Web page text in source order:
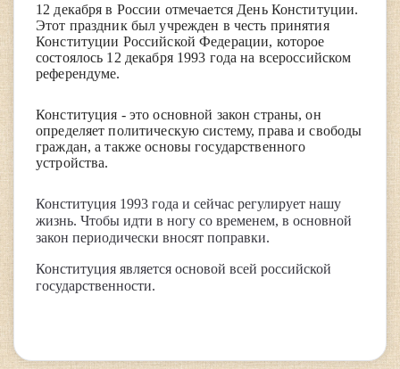
12 декабря в России отмечается День Конституции.
Этот праздник был учрежден в честь принятия
Конституции Российской Федерации, которое
состоялось 12 декабря 1993 года на всероссийском
референдуме.
Конституция - это основной закон страны, он
определяет политическую систему, права и свободы
граждан, а также основы государственного
устройства.
Конституция 1993 года и сейчас регулирует нашу
жизнь. Чтобы идти в ногу со временем, в основной
закон периодически вносят поправки.
Конституция является основой всей российской
государственности.